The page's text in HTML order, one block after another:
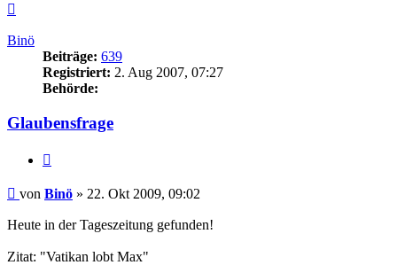
Binö
Beiträge: 639
Registriert: 2. Aug 2007, 07:27
Behörde:
Glaubensfrage
Beitrag
von Binö » 22. Okt 2009, 09:02
Heute in der Tageszeitung gefunden!
Zitat: "Vatikan lobt Max"